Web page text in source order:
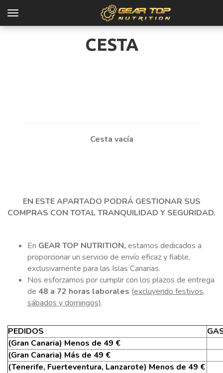
Toggle
navigation
OFERTAS
CONTACTO
LLAMAR AHORA
CESTA
Cesta vacía
EN ESTE APARTADO PODRÁ GESTIONAR SUS
COMPRAS CON TOTAL TRANQUILIDAD Y SEGURIDAD.
En GEAR TOP NUTRITION, estamos dedicados a
proporcionar un servicio de envío eficaz y fiable,
exclusivamente para las Islas Canarias.
Nos esforzamos por cumplir con los plazos de entrega
de 48 a 72 horas laborales (excluyendo festivos,
sábados y domingos).
PEDIDOS
(Gran Canaria) Menos de 49 €
(Gran Canaria) Más de 49 €
(Tenerife, Fuerteventura, Lanzarote) Menos de 49 €